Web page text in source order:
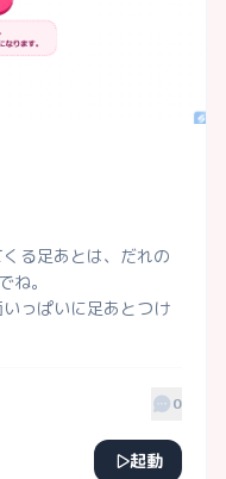
る足あとは、だれの
ね。
っぱいに足あとつけ
0
起動